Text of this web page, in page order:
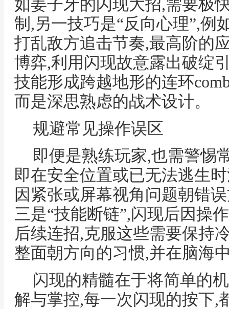
如姜子牙的闪现大招,需要极
制,另一技巧是“反向心理”,例
打乱敌方追击节奏,最高阶的
博弈,利用闪现故意露出破绽
技能形成跨越地形的连环
而是深思熟虑的战术设计。
规避常见操作误区
即便是熟练玩家,也需警惕
即在安全位置或已无法逃生
因紧张或屏幕视角问题朝错
三是“技能断链”,闪现后因操
后续连招,克服这些需要保持
整面朝方向的习惯,并在脑海
闪现的精髓在于将简单的
解与掌控,每一次闪现的按下,